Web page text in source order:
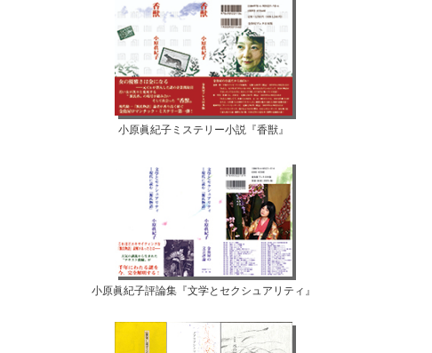
小原眞紀子ミステリー小説『香獣』
小原眞紀子評論集『文学とセクシュアリティ』